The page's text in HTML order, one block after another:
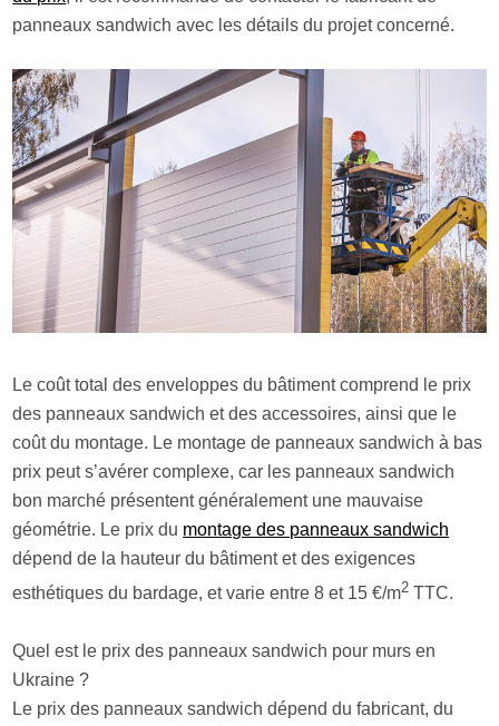
panneaux sandwich avec les détails du projet concerné.
Le coût total des enveloppes du bâtiment comprend le prix
des panneaux sandwich et des accessoires, ainsi que le
coût du montage. Le montage de panneaux sandwich à bas
prix peut s’avérer complexe, car les panneaux sandwich
bon marché présentent généralement une mauvaise
géométrie. Le prix du montage des panneaux sandwich
dépend de la hauteur du bâtiment et des exigences
esthétiques du bardage, et varie entre 8 et 15 €/m2 TTC.
Quel est le prix des panneaux sandwich pour murs en
Ukraine ?
Le prix des panneaux sandwich dépend du fabricant, du